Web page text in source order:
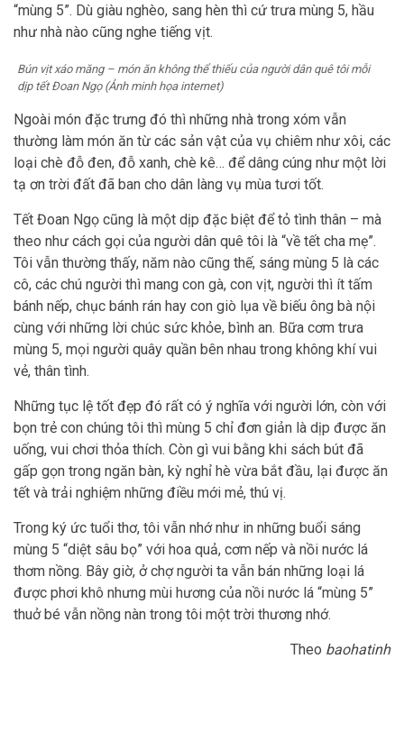
“mùng 5”. Dù giàu nghèo, sang hèn thì cứ trưa mùng 5, hầu
như nhà nào cũng nghe tiếng vịt.
Bún vịt xáo măng – món ăn không thể thiếu của người dân quê tôi mỗi
dịp tết Đoan Ngọ (Ảnh minh họa internet)
Ngoài món đặc trưng đó thì những nhà trong xóm vẫn
thường làm món ăn từ các sản vật của vụ chiêm như xôi, các
loại chè đỗ đen, đỗ xanh, chè kê… để dâng cúng như một lời
tạ ơn trời đất đã ban cho dân làng vụ mùa tươi tốt.
Tết Đoan Ngọ cũng là một dịp đặc biệt để tỏ tình thân – mà
theo như cách gọi của người dân quê tôi là “về tết cha mẹ”.
Tôi vẫn thường thấy, năm nào cũng thế, sáng mùng 5 là các
cô, các chú người thì mang con gà, con vịt, người thì ít tấm
bánh nếp, chục bánh rán hay con giò lụa về biếu ông bà nội
cùng với những lời chúc sức khỏe, bình an. Bữa cơm trưa
mùng 5, mọi người quây quần bên nhau trong không khí vui
vẻ, thân tình.
Những tục lệ tốt đẹp đó rất có ý nghĩa với người lớn, còn với
bọn trẻ con chúng tôi thì mùng 5 chỉ đơn giản là dịp được ăn
uống, vui chơi thỏa thích. Còn gì vui bằng khi sách bút đã
gấp gọn trong ngăn bàn, kỳ nghỉ hè vừa bắt đầu, lại được ăn
tết và trải nghiệm những điều mới mẻ, thú vị.
Trong ký ức tuổi thơ, tôi vẫn nhớ như in những buổi sáng
mùng 5 “diệt sâu bọ” với hoa quả, cơm nếp và nồi nước lá
thơm nồng. Bây giờ, ở chợ người ta vẫn bán những loại lá
được phơi khô nhưng mùi hương của nồi nước lá “mùng 5”
thuở bé vẫn nồng nàn trong tôi một trời thương nhớ.
Theo baohatinh